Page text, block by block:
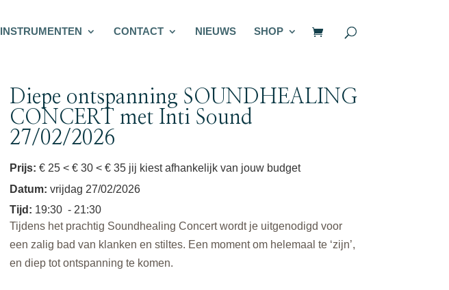
INSTRUMENTEN CONTACT NIEUWS SHOP
Diepe ontspanning SOUNDHEALING
CONCERT met Inti Sound
27/02/2026
Prijs: € 25 < € 30 < € 35 jij kiest afhankelijk van jouw budget
Datum: vrijdag 27/02/2026
Tijd : 19:30 - 21:30
Tijdens het prachtig Soundhealing Concert wordt je uitgenodigd voor
een zalig bad van klanken en stiltes. Een moment om helemaal te ‘zijn’,
en diep tot ontspanning te komen.